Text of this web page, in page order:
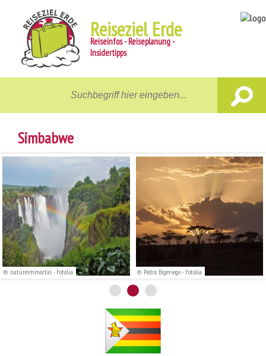
Reiseziel Erde
Reiseinfos - Reiseplanung -
Insidertipps
Unterwegs
Gastgeber
Aktiv
News
Reiseberichte
Simbabwe
© natureimmortal - Fotolia © Pedro Bigeriego - Fotolia